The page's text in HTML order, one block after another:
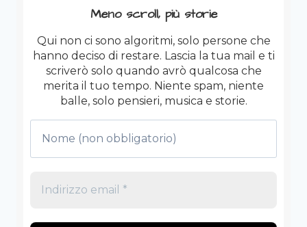
IMPAZZISCE
Meno scroll, più storie
Qui non ci sono algoritmi, solo persone che
hanno deciso di restare. Lascia la tua mail e ti
scriverò solo quando avrò qualcosa che
merita il tuo tempo. Niente spam, niente
balle, solo pensieri, musica e storie.